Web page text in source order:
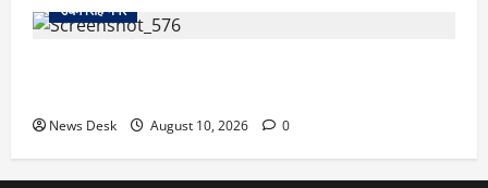
उधम सिंह नगर
News Desk August 10, 2026 0